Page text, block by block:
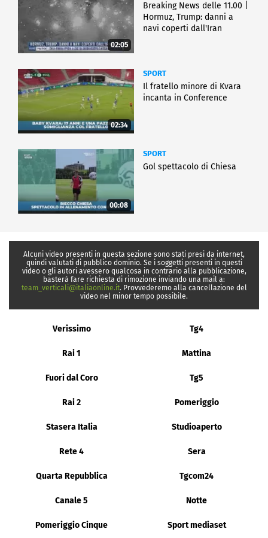
02:05
Breaking News delle 11.00 |
Hormuz, Trump: danni a
navi coperti dall'Iran
02:34
SPORT
Il fratello minore di Kvara
incanta in Conference
00:08
SPORT
Gol spettacolo di Chiesa
Alcuni video presenti in questa sezione sono stati presi da internet,
quindi valutati di pubblico dominio. Se i soggetti presenti in questi
video o gli autori avessero qualcosa in contrario alla pubblicazione,
basterà fare richiesta di rimozione inviando una mail a:
team_verticali@italiaonline.it. Provvederemo alla cancellazione del
video nel minor tempo possibile.
Verissimo Tg4
Rai 1 Mattina
Fuori dal Coro Tg5
Rai 2 Pomeriggio
Stasera Italia Studioaperto
Rete 4 Sera
Quarta Repubblica Tgcom24
Canale 5 Notte
Pomeriggio Cinque Sport mediaset